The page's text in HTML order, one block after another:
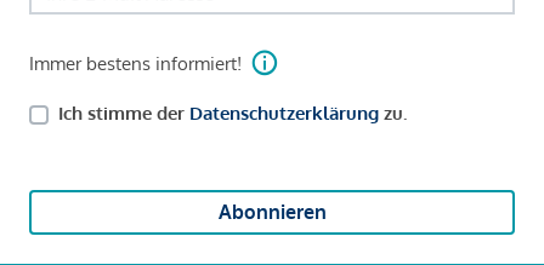
Immer bestens informiert!
Ich stimme der Datenschutzerklärung zu.
Abonnieren